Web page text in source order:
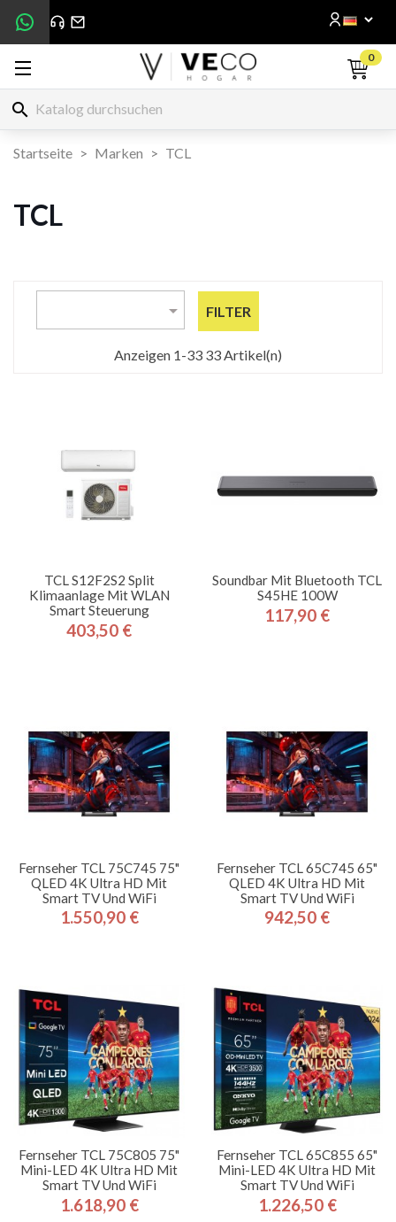
0
search
Startseite Marken TCL
TCL
 FILTER
Anzeigen 1-33 33 Artikel(n)
TCL S12F2S2 Split
Klimaanlage Mit WLAN
Smart Steuerung
Preis
403,50 €
Soundbar Mit Bluetooth TCL
S45HE 100W
Preis
117,90 €
Fernseher TCL 75C745 75"
QLED 4K Ultra HD Mit
Smart TV Und WiFi
Preis
1.550,90 €
Fernseher TCL 65C745 65"
QLED 4K Ultra HD Mit
Smart TV Und WiFi
Preis
942,50 €
Fernseher TCL 75C805 75"
Mini-LED 4K Ultra HD Mit
Smart TV Und WiFi
Preis
1.618,90 €
Fernseher TCL 65C855 65"
Mini-LED 4K Ultra HD Mit
Smart TV Und WiFi
Preis
1.226,50 €